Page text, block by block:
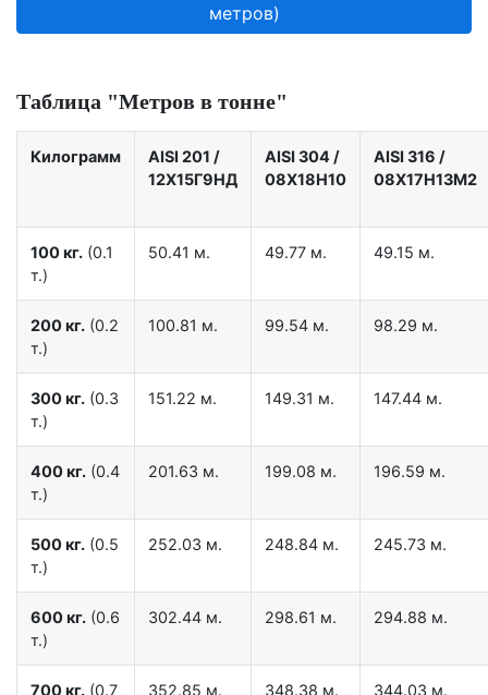
метров)
Таблица "Метров в тонне"
Килограмм AISI 201 /
12X15Г9НД
AISI 304 /
08Х18Н10
AISI 316 /
08Х17Н13М2
100 кг. (0.1
т.)
50.41 м. 49.77 м. 49.15 м.
200 кг. (0.2
т.)
100.81 м. 99.54 м. 98.29 м.
300 кг. (0.3
т.)
151.22 м. 149.31 м. 147.44 м.
400 кг. (0.4
т.)
201.63 м. 199.08 м. 196.59 м.
500 кг. (0.5
т.)
252.03 м. 248.84 м. 245.73 м.
600 кг. (0.6
т.)
302.44 м. 298.61 м. 294.88 м.
700 кг. (0.7 352.85 м. 348.38 м. 344.03 м.